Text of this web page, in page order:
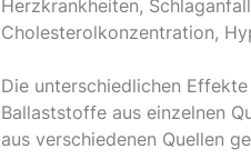
Herzkrankheiten,
Cholesterolkonzentration,
Die unterschiedlichen
Ballaststoffe aus einzelnen
aus verschiedenen Quellen